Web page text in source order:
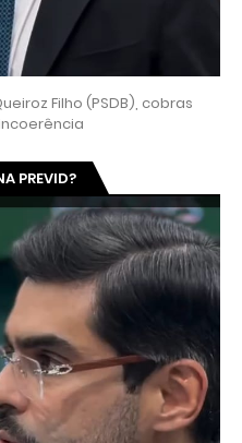
Filho (PSDB), cobras
PREVID?